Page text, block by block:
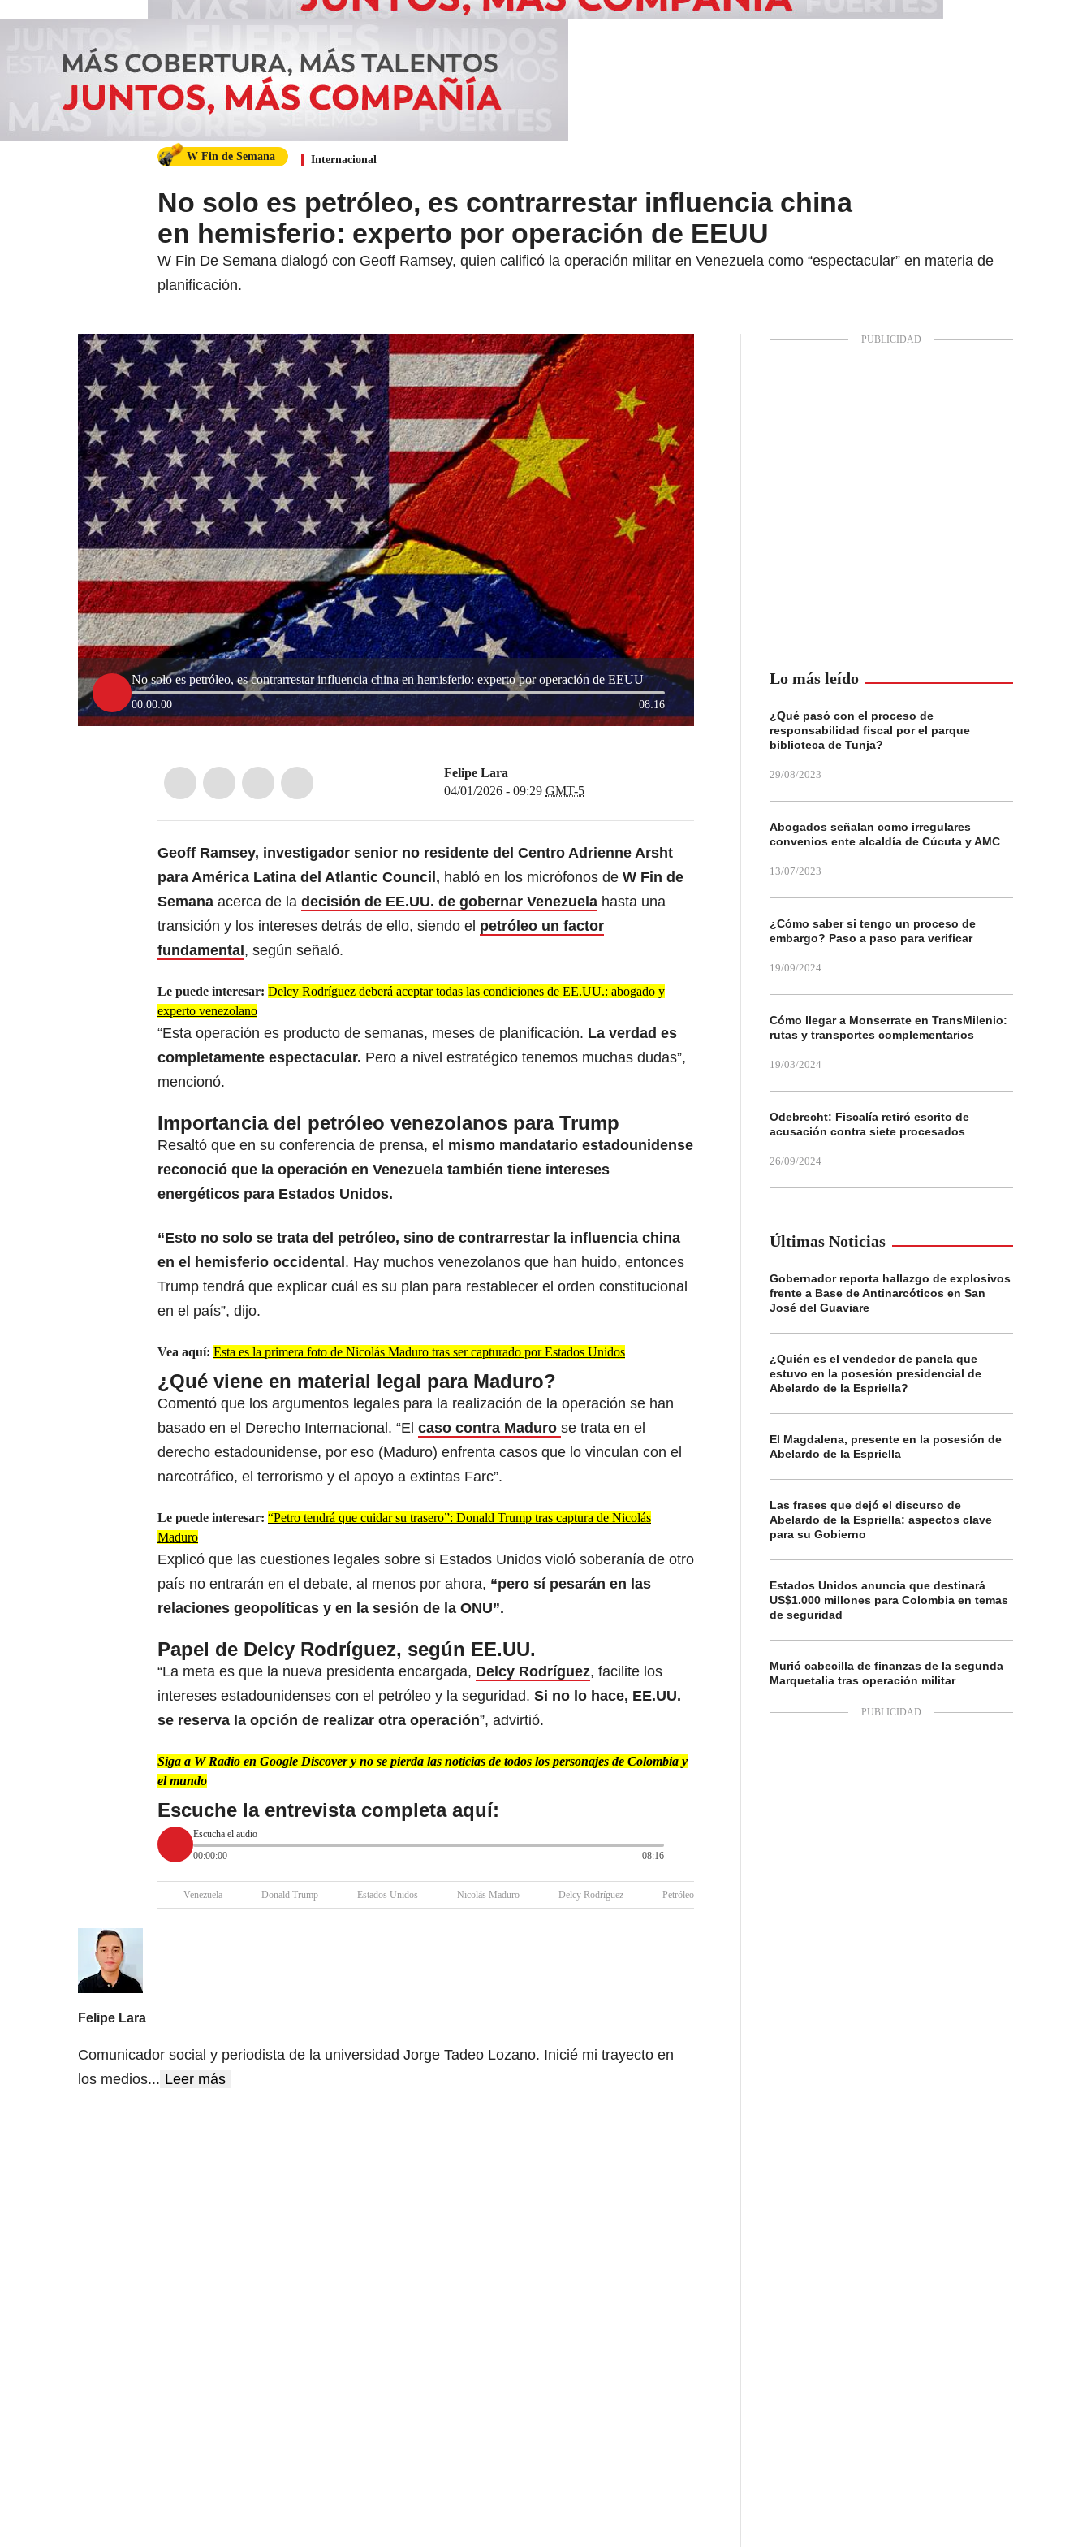
W Fin de Semana Internacional
No solo es petróleo, es contrarrestar influencia china
en hemisferio: experto por operación de EEUU
W Fin De Semana dialogó con Geoff Ramsey, quien calificó la operación militar en Venezuela como “espectacular” en materia de
planificación.
No solo es petróleo, es contrarrestar influencia china en hemisferio: experto por operación de EEUU
00:00:00 08:16
Felipe Lara
04/01/2026 - 09:29 GMT-5
Geoff Ramsey, investigador senior no residente del Centro Adrienne Arsht
para América Latina del Atlantic Council, habló en los micrófonos de W Fin de
Semana acerca de la decisión de EE.UU. de gobernar Venezuela hasta una
transición y los intereses detrás de ello, siendo el petróleo un factor
fundamental , según señaló.
Le puede interesar: Delcy Rodríguez deberá aceptar todas las condiciones de EE.UU.: abogado y
experto venezolano
“Esta operación es producto de semanas, meses de planificación. La verdad es
completamente espectacular. Pero a nivel estratégico tenemos muchas dudas”,
mencionó.
Importancia del petróleo venezolanos para Trump
Resaltó que en su conferencia de prensa, el mismo mandatario estadounidense
reconoció que la operación en Venezuela también tiene intereses
energéticos para Estados Unidos.
“Esto no solo se trata del petróleo, sino de contrarrestar la influencia china
en el hemisferio occidental . Hay muchos venezolanos que han huido, entonces
Trump tendrá que explicar cuál es su plan para restablecer el orden constitucional
en el país”, dijo.
Vea aquí: Esta es la primera foto de Nicolás Maduro tras ser capturado por Estados Unidos
¿Qué viene en material legal para Maduro?
Comentó que los argumentos legales para la realización de la operación se han
basado en el Derecho Internacional. “El caso contra Maduro se trata en el
derecho estadounidense, por eso (Maduro) enfrenta casos que lo vinculan con el
narcotráfico, el terrorismo y el apoyo a extintas Farc”.
Le puede interesar: “Petro tendrá que cuidar su trasero”: Donald Trump tras captura de Nicolás
Maduro
Explicó que las cuestiones legales sobre si Estados Unidos violó soberanía de otro
país no entrarán en el debate, al menos por ahora, “pero sí pesarán en las
relaciones geopolíticas y en la sesión de la ONU”.
Papel de Delcy Rodríguez, según EE.UU.
“La meta es que la nueva presidenta encargada, Delcy Rodríguez, facilite los
intereses estadounidenses con el petróleo y la seguridad. Si no lo hace, EE.UU.
se reserva la opción de realizar otra operación”, advirtió.
Siga a W Radio en Google Discover y no se pierda las noticias de todos los personajes de Colombia y
el mundo
Escuche la entrevista completa aquí:
Escucha el audio
00:00:00
08:16
Venezuela Donald Trump Estados Unidos Nicolás Maduro Delcy Rodríguez Petróleo
Felipe Lara
Comunicador social y periodista de la universidad Jorge Tadeo Lozano. Inicié mi trayecto en
los medios... Leer más
Lo más leído
¿Qué pasó con el proceso de
responsabilidad fiscal por el parque
biblioteca de Tunja?
29/08/2023
Abogados señalan como irregulares
convenios ente alcaldía de Cúcuta y AMC
13/07/2023
¿Cómo saber si tengo un proceso de
embargo? Paso a paso para verificar
19/09/2024
Cómo llegar a Monserrate en TransMilenio:
rutas y transportes complementarios
19/03/2024
Odebrecht: Fiscalía retiró escrito de
acusación contra siete procesados
26/09/2024
Últimas Noticias
Gobernador reporta hallazgo de explosivos
frente a Base de Antinarcóticos en San
José del Guaviare
¿Quién es el vendedor de panela que
estuvo en la posesión presidencial de
Abelardo de la Espriella?
El Magdalena, presente en la posesión de
Abelardo de la Espriella
Las frases que dejó el discurso de
Abelardo de la Espriella: aspectos clave
para su Gobierno
Estados Unidos anuncia que destinará
US$1.000 millones para Colombia en temas
de seguridad
Murió cabecilla de finanzas de la segunda
Marquetalia tras operación militar